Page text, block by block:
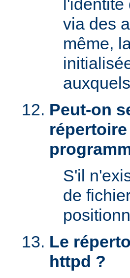
l'identité
via des
même,
Peut-on
S'il
de
Le
httpd ?